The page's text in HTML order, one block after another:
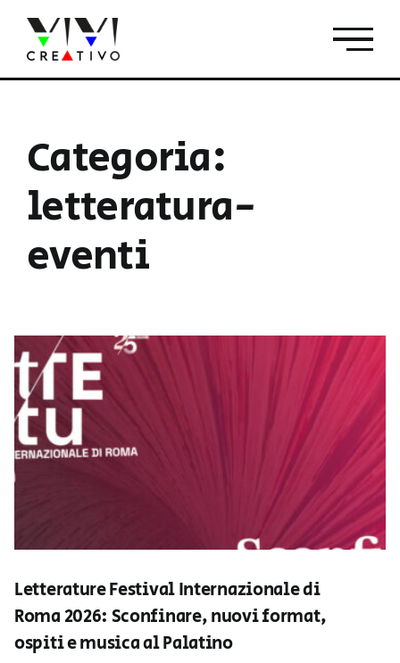
contenuto
Categoria:
letteratura-
eventi
Letterature Festival Internazionale di
Roma 2026: Sconfinare, nuovi format,
ospiti e musica al Palatino